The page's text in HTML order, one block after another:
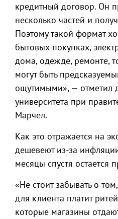
кредитный договор. Он
несколько частей и
Поэтому такой формат
бытовых покупках,
дома, одежде, ремонте,
могут быть
ощутимыми», — отметил
университета при
Марчел.
Как это отражается на
дешевеют из-за
месяцы спустя остается
«Не стоит забывать о
для клиента платит
которые магазины